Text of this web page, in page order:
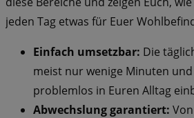
jeden Tag etwas für Euer
Einfach umsetzbar: Die
meist nur wenige Minuten und
problemlos in Euren Alltag
Abwechslung garantiert: